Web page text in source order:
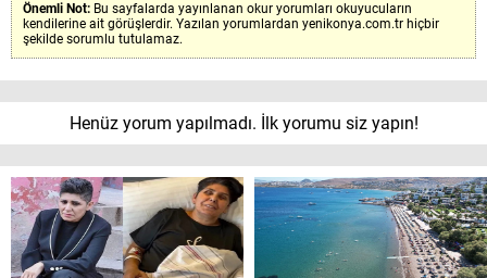
Önemli Not: Bu sayfalarda yayınlanan okur yorumları okuyucuların
kendilerine ait görüşlerdir. Yazılan yorumlardan yenikonya.com.tr hiçbir
şekilde sorumlu tutulamaz.
Henüz yorum yapılmadı. İlk yorumu siz yapın!